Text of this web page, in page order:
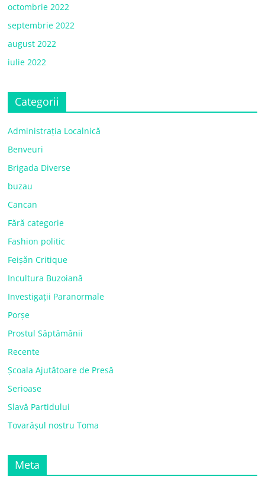
octombrie 2022
septembrie 2022
august 2022
iulie 2022
Categorii
Administrația Localnică
Benveuri
Brigada Diverse
buzau
Cancan
Fără categorie
Fashion politic
Feișăn Critique
Incultura Buzoiană
Investigații Paranormale
Porșe
Prostul Săptămânii
Recente
Școala Ajutătoare de Presă
Serioase
Slavă Partidului
Tovarășul nostru Toma
Meta